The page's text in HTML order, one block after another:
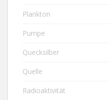
Plankton
Pumpe
Quecksilber
Quelle
Radioaktivität